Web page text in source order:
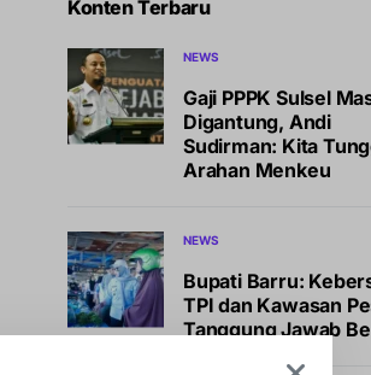
Konten Terbaru
NEWS
Gaji PPPK Sulsel
Digantung, Andi
Sudirman: Kita
Arahan Menkeu
NEWS
Bupati Barru:
TPI dan Kawasan
Tanggung Jawab